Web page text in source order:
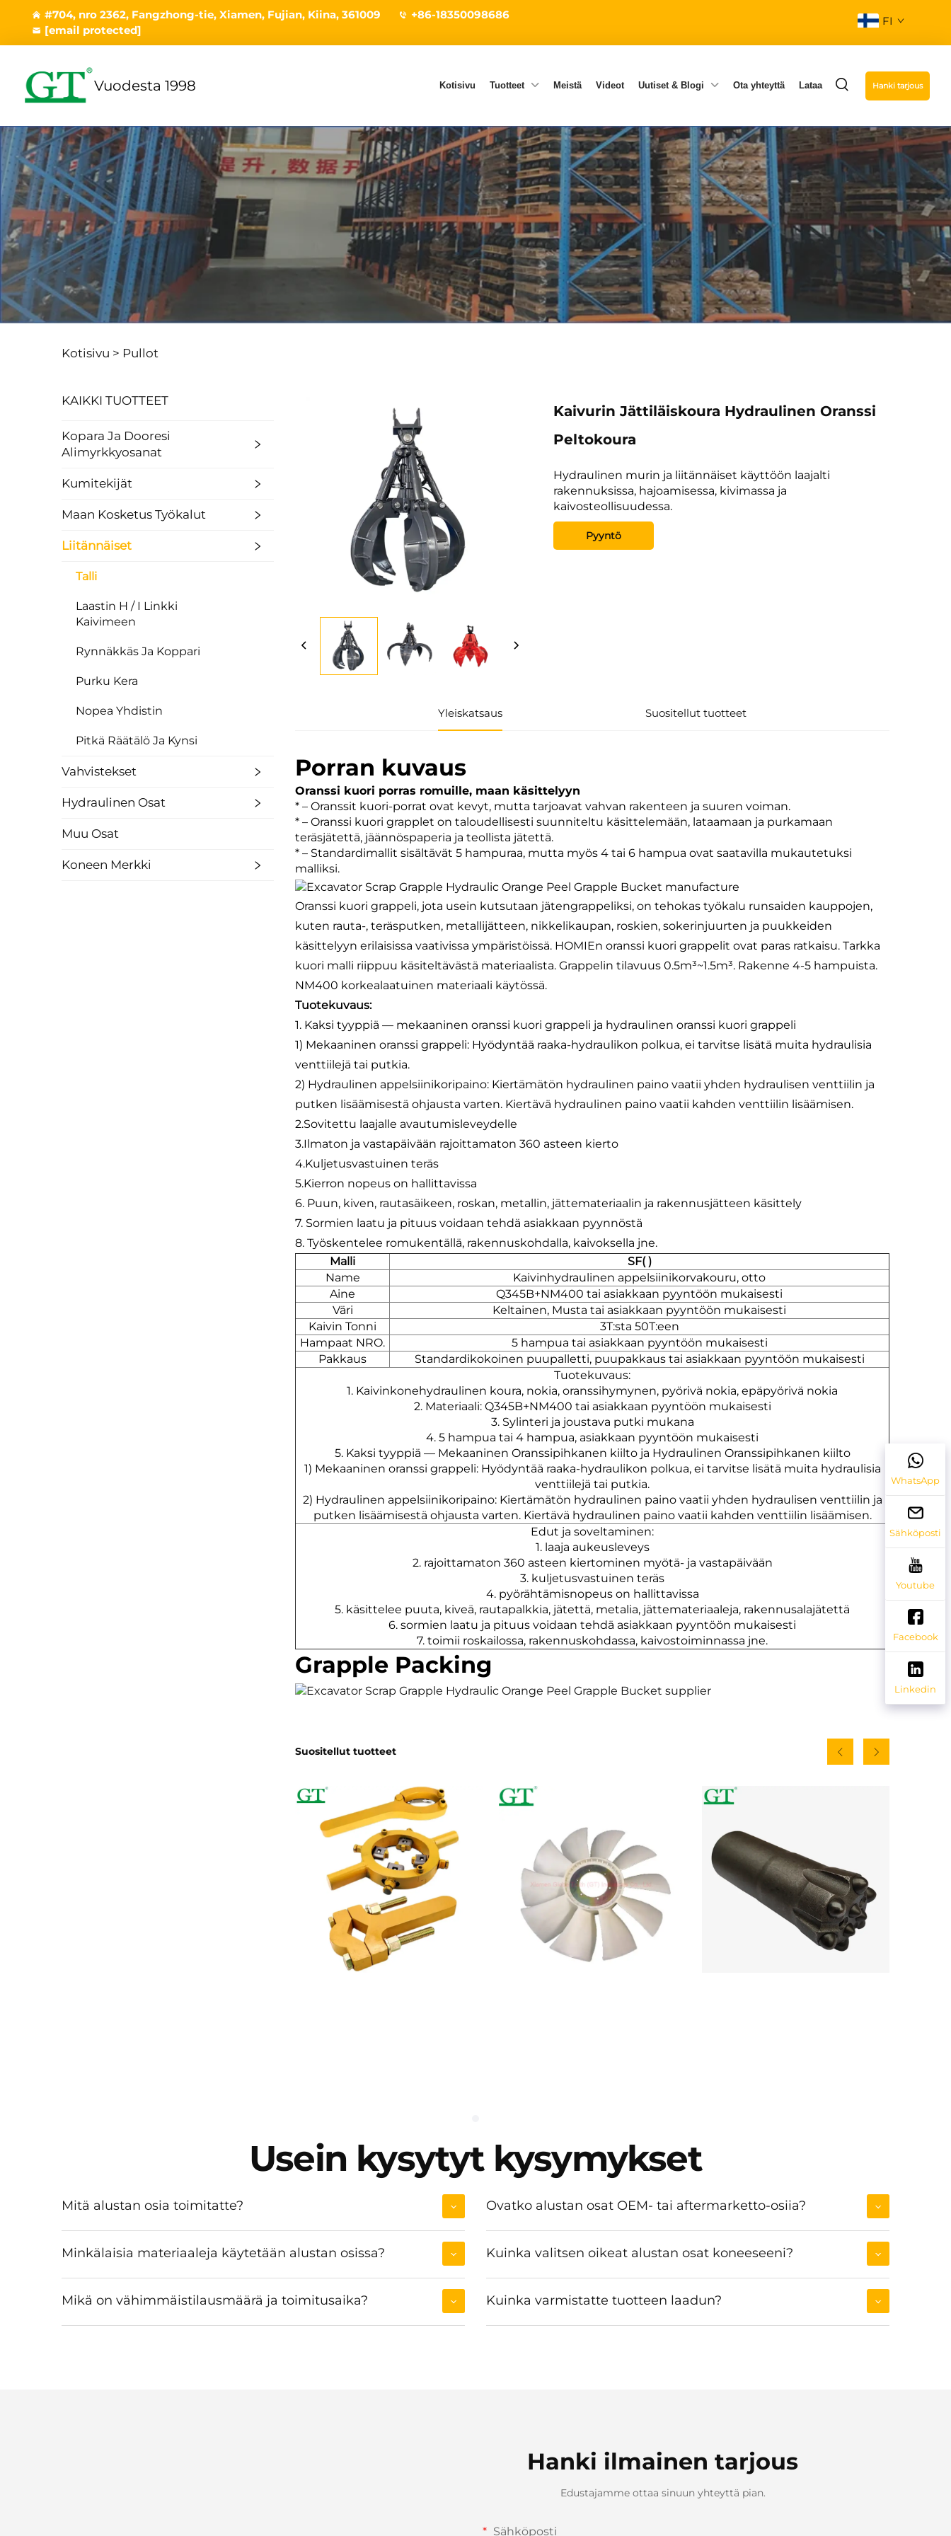
#704, nro 2362, Fangzhong-tie, Xiamen, Fujian, Kiina, 361009
+86-18350098686
[email protected]
FI
Vuodesta 1998 Kotisivu Tuotteet Meistä Videot Uutiset & Blogi Ota yhteyttä Lataa Hanki tarjous
Kotisivu > Pullot
KAIKKI TUOTTEET
Kopara Ja Dooresi
Alimyrkkyosanat
Kumitekijät
Maan Kosketus Työkalut
Liitännäiset
Talli
Laastin H / I Linkki
Kaivimeen
Rynnäkkäs Ja Koppari
Purku Kera
Nopea Yhdistin
Pitkä Räätälö Ja Kynsi
Vahvistekset
Hydraulinen Osat
Muu Osat
Koneen Merkki
Kaivurin Jättiläiskoura Hydraulinen Oranssi
Peltokoura
Hydraulinen murin ja liitännäiset käyttöön laajalti
rakennuksissa, hajoamisessa, kivimassa ja
kaivosteollisuudessa.
Pyyntö
Yleiskatsaus Suositellut tuotteet
Porran kuvaus
Oranssi kuori porras romuille, maan käsittelyyn
* – Oranssit kuori-porrat ovat kevyt, mutta tarjoavat vahvan rakenteen ja suuren voiman.
* – Oranssi kuori grapplet on taloudellisesti suunniteltu käsittelemään, lataamaan ja purkamaan
teräsjätettä, jäännöspaperia ja teollista jätettä.
* – Standardimallit sisältävät 5 hampuraa, mutta myös 4 tai 6 hampua ovat saatavilla mukautetuksi
malliksi.
Oranssi kuori grappeli, jota usein kutsutaan jätengrappeliksi, on tehokas työkalu runsaiden kauppojen,
kuten rauta-, teräsputken, metallijätteen, nikkelikaupan, roskien, sokerinjuurten ja puukkeiden
käsittelyyn erilaisissa vaativissa ympäristöissä. HOMIEn oranssi kuori grappelit ovat paras ratkaisu. Tarkka
kuori malli riippuu käsiteltävästä materiaalista. Grappelin tilavuus 0.5m³~1.5m³. Rakenne 4-5 hampuista.
NM400 korkealaatuinen materiaali käytössä.
Tuotekuvaus:
1. Kaksi tyyppiä — mekaaninen oranssi kuori grappeli ja hydraulinen oranssi kuori grappeli
1) Mekaaninen oranssi grappeli: Hyödyntää raaka-hydraulikon polkua, ei tarvitse lisätä muita hydraulisia
venttiilejä tai putkia.
2) Hydraulinen appelsiinikoripaino: Kiertämätön hydraulinen paino vaatii yhden hydraulisen venttiilin ja
putken lisäämisestä ohjausta varten. Kiertävä hydraulinen paino vaatii kahden venttiilin lisäämisen.
2.Sovitettu laajalle avautumisleveydelle
3.Ilmaton ja vastapäivään rajoittamaton 360 asteen kierto
4.Kuljetusvastuinen teräs
5.Kierron nopeus on hallittavissa
6. Puun, kiven, rautasäikeen, roskan, metallin, jättemateriaalin ja rakennusjätteen käsittely
7. Sormien laatu ja pituus voidaan tehdä asiakkaan pyynnöstä
8. Työskentelee romukentällä, rakennuskohdalla, kaivoksella jne.
Malli
SF( )
Name
Kaivinhydraulinen appelsiinikorvakouru, otto
Aine
Q345B+NM400 tai asiakkaan pyyntöön mukaisesti
Väri
Keltainen, Musta tai asiakkaan pyyntöön mukaisesti
Kaivin Tonni
3T:sta 50T:een
Hampaat NRO.
5 hampua tai asiakkaan pyyntöön mukaisesti
Pakkaus
Standardikokoinen puupalletti, puupakkaus tai asiakkaan pyyntöön mukaisesti
Tuotekuvaus:
1. Kaivinkonehydraulinen koura, nokia, oranssihymynen, pyörivä nokia, epäpyörivä nokia
2. Materiaali: Q345B+NM400 tai asiakkaan pyyntöön mukaisesti
3. Sylinteri ja joustava putki mukana
4. 5 hampua tai 4 hampua, asiakkaan pyyntöön mukaisesti
5. Kaksi tyyppiä — Mekaaninen Oranssipihkanen kiilto ja Hydraulinen Oranssipihkanen kiilto
1) Mekaaninen oranssi grappeli: Hyödyntää raaka-hydraulikon polkua, ei tarvitse lisätä muita hydraulisia
venttiilejä tai putkia.
2) Hydraulinen appelsiinikoripaino: Kiertämätön hydraulinen paino vaatii yhden hydraulisen venttiilin ja
putken lisäämisestä ohjausta varten. Kiertävä hydraulinen paino vaatii kahden venttiilin lisäämisen.
Edut ja soveltaminen:
1. laaja aukeusleveys
2. rajoittamaton 360 asteen kiertominen myötä- ja vastapäivään
3. kuljetusvastuinen teräs
4. pyörähtämisnopeus on hallittavissa
5. käsittelee puuta, kiveä, rautapalkkia, jätettä, metalia, jättemateriaaleja, rakennusalajätettä
6. sormien laatu ja pituus voidaan tehdä asiakkaan pyyntöön mukaisesti
7. toimii roskailossa, rakennuskohdassa, kaivostoiminnassa jne.
Grapple Packing
Suositellut tuotteet
Usein kysytyt kysymykset
Mitä alustan osia toimitatte?
Minkälaisia materiaaleja käytetään alustan osissa?
Mikä on vähimmäistilausmäärä ja toimitusaika?
Ovatko alustan osat OEM- tai aftermarketto-osiia?
Kuinka valitsen oikeat alustan osat koneeseeni?
Kuinka varmistatte tuotteen laadun?
Hanki ilmainen tarjous
Edustajamme ottaa sinuun yhteyttä pian.
Sähköposti
WhatsApp
Sähköposti
Youtube
Facebook
Linkedin